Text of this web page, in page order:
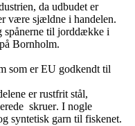
da udbudet er
være sjældne i handelen.
spånerne til jorddække i
Bornholm.
som er EU godkendt til
er rustfrit stål,
skruer. I nogle
syntetisk garn til fiskenet.